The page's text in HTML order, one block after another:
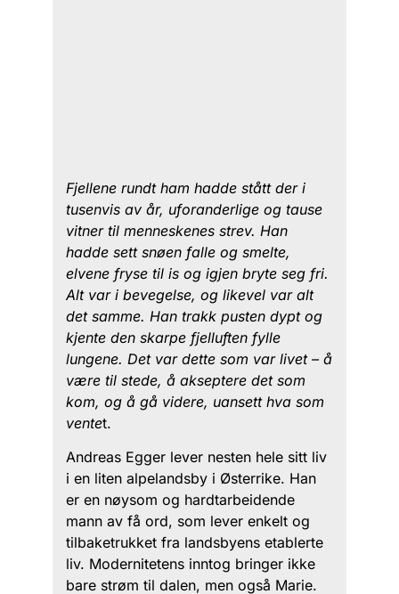
Fjellene rundt ham hadde stått der i
tusenvis av år, uforanderlige og tause
vitner til menneskenes strev. Han
hadde sett snøen falle og smelte,
elvene fryse til is og igjen bryte seg fri.
Alt var i bevegelse, og likevel var alt
det samme. Han trakk pusten dypt og
kjente den skarpe fjelluften fylle
lungene. Det var dette som var livet – å
være til stede, å akseptere det som
kom, og å gå videre, uansett hva som
ventet.
Andreas Egger lever nesten hele sitt liv
i en liten alpelandsby i Østerrike. Han
er en nøysom og hardtarbeidende
mann av få ord, som lever enkelt og
tilbaketrukket fra landsbyens etablerte
liv. Modernitetens inntog bringer ikke
bare strøm til dalen, men også Marie.